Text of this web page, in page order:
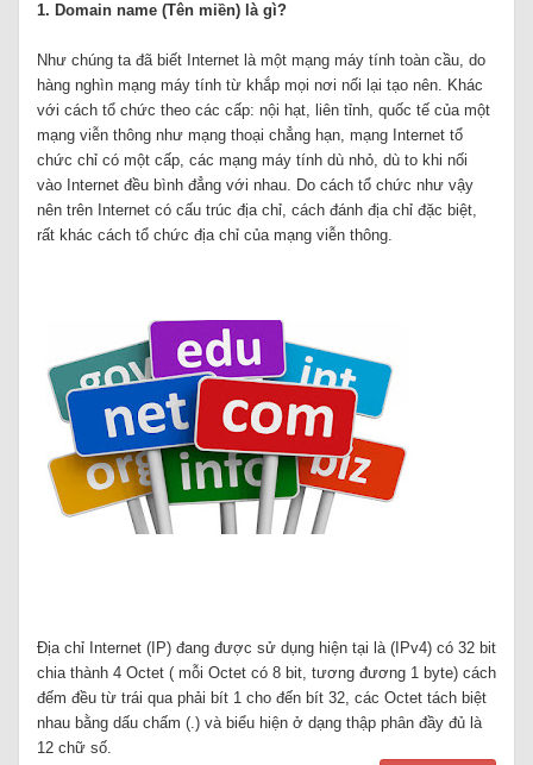
1. Domain name (Tên miền) là gì?
Như chúng ta đã biết Internet là một mạng máy tính toàn cầu, do
hàng nghìn mạng máy tính từ khắp mọi nơi nối lại tạo nên. Khác
với cách tổ chức theo các cấp: nội hạt, liên tỉnh, quốc tế của một
mạng viễn thông như mạng thoại chẳng hạn, mạng Internet tổ
chức chỉ có một cấp, các mạng máy tính dù nhỏ, dù to khi nối
vào Internet đều bình đẳng với nhau. Do cách tổ chức như vậy
nên trên Internet có cấu trúc địa chỉ, cách đánh địa chỉ đặc biệt,
rất khác cách tổ chức địa chỉ của mạng viễn thông.
Địa chỉ Internet (IP) đang được sử dụng hiện tại là (IPv4) có 32 bit
chia thành 4 Octet ( mỗi Octet có 8 bit, tương đương 1 byte) cách
đếm đều từ trái qua phải bít 1 cho đến bít 32, các Octet tách biệt
nhau bằng dấu chấm (.) và biểu hiện ở dạng thập phân đầy đủ là
12 chữ số.